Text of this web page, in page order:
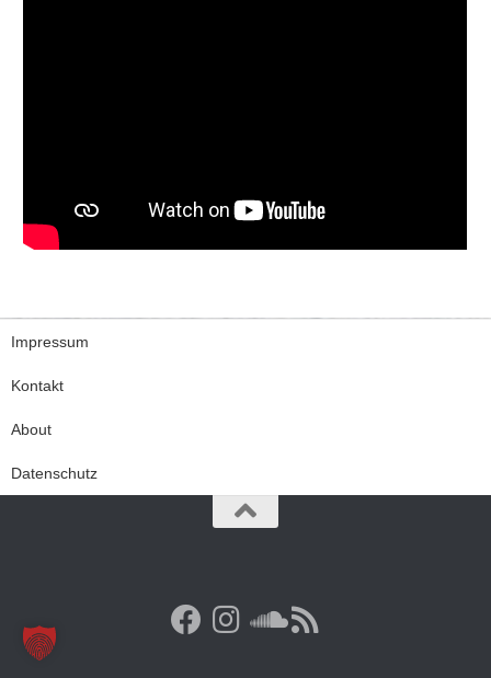
Impressum
Kontakt
About
Datenschutz